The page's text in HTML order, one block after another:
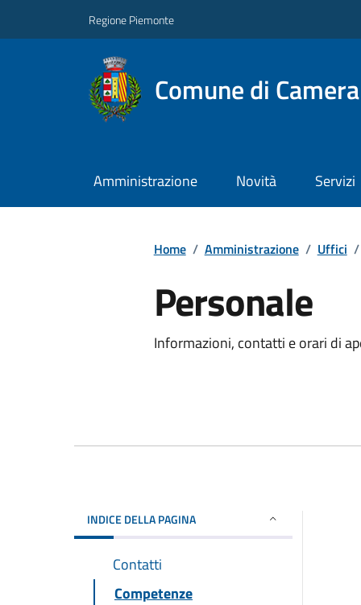
Regione Piemonte
Comune di
Amministrazione Novità Servizi
Home / Amministrazione / Uffici /
Personale
Informazioni, contatti e orari di
INDICE DELLA PAGINA
Contatti
Competenze